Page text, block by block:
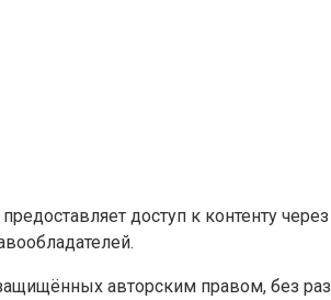
доступ к контенту
авторским правом, без